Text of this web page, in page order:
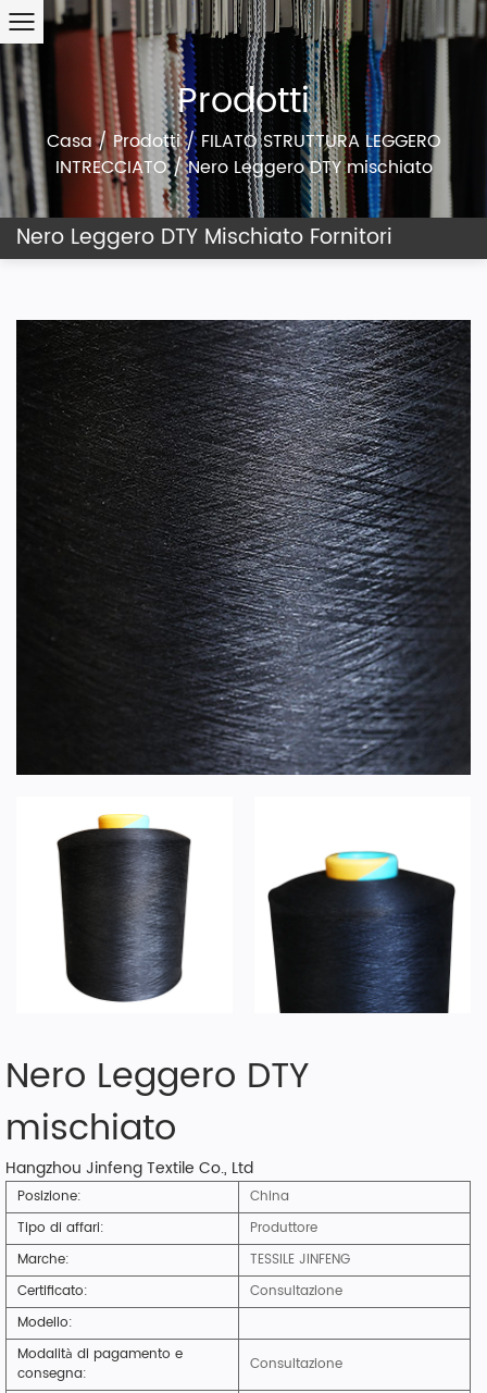
Prodotti
Casa/ Prodotti/FILATO STRUTTURA LEGGERO
INTRECCIATO/Nero Leggero DTY mischiato
Nero Leggero DTY Mischiato Fornitori
Nero Leggero DTY
mischiato
Hangzhou Jinfeng Textile Co., Ltd
Posizione:
China
Tipo di affari:
Produttore
Marche:
TESSILE JINFENG
Certificato:
Consultazione
Modello:
Modalità di pagamento e
consegna:
Consultazione